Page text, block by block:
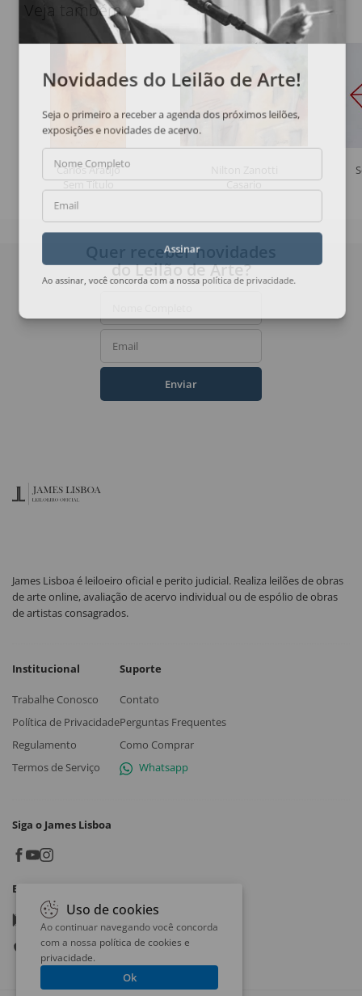
Veja também
Carlos Araújo
Sem Título
Casario
Novidades do Leilão de Arte!
Seja o primeiro a receber a agenda dos próximos leilões,
exposições e novidades de acervo.
Nome Completo
Email
Assinar
Ao assinar, você concorda com a nossa política de privacidade
Quer receber novidades
do Leilão de Arte?
Email
Enviar
James Lisboa é leiloeiro oficial e perito judicial. Realiza leilões de obras
de arte online, avaliação de acervo individual ou de espólio de obras
de artistas consagrados.
Institucional
Trabalhe Conosco
Política de Privacidade
Regulamento
Termos de Serviço
Suporte
Contato
Perguntas Frequentes
Como Comprar
Whatsapp
Siga o James Lisboa
Baixe o App
Google play
App store
Uso de cookies
Ao continuar navegando você concorda
com a nossa política de cookies e
privacidade.
Ok